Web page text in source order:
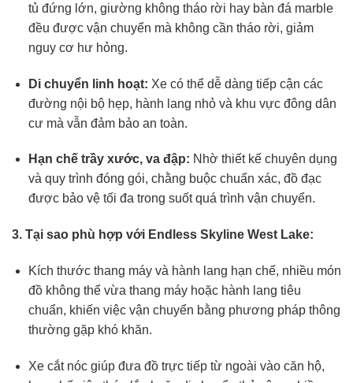
tủ đứng lớn, giường không tháo rời hay bàn đá marble
đều được vận chuyển mà không cần tháo rời, giảm
nguy cơ hư hỏng.
Di chuyển linh hoạt: Xe có thể dễ dàng tiếp cận các
đường nội bộ hẹp, hành lang nhỏ và khu vực đông dân
cư mà vẫn đảm bảo an toàn.
Hạn chế trầy xước, va đập: Nhờ thiết kế chuyên dụng
và quy trình đóng gói, chằng buộc chuẩn xác, đồ đạc
được bảo vệ tối đa trong suốt quá trình vận chuyển.
3. Tại sao phù hợp với Endless Skyline West Lake:
Kích thước thang máy và hành lang hạn chế, nhiều món
đồ không thể vừa thang máy hoặc hành lang tiêu
chuẩn, khiến việc vận chuyển bằng phương pháp thông
thường gặp khó khăn.
Xe cắt nóc giúp đưa đồ trực tiếp từ ngoài vào căn hộ,